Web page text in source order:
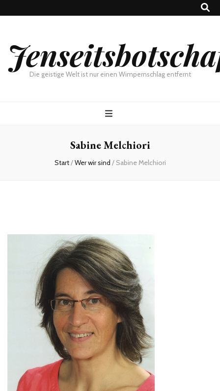
Die geistige Welt ist nur einen Wimpernschlag entfernt
Sabine Melchiori
Start/Wer wir sind / Sabine Melchiori